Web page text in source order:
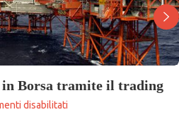
Borsa tramite il trading
disabilitati